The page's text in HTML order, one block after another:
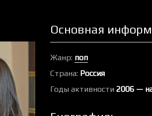
Основная
Жанр: поп
Страна: Россия
Годы активности 2006 —